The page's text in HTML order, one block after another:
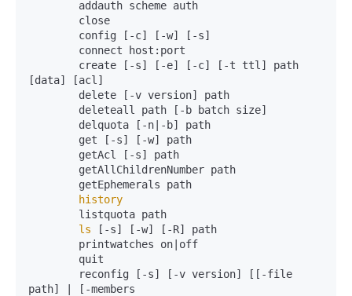
[data] [acl]
history
ls [-s] [-w] [-R] path
path] | [-members